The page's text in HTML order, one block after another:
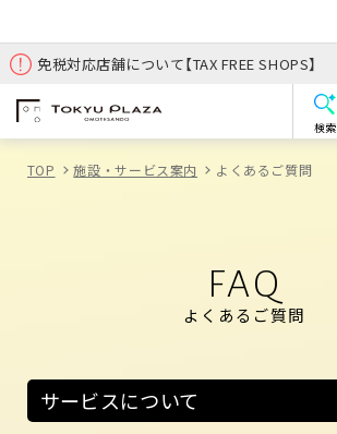
免税対応店舗について【TAX FREE SHOPS】
検索
TOP 施設・サービス案内 よくあるご質問
FAQ
よくあるご質問
サービスについて